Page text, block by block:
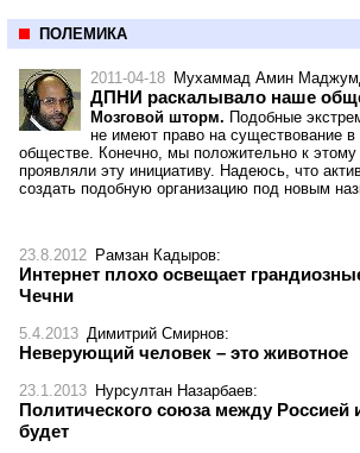
ПОЛЕМИКА
2011-04-18 Мухаммад Амин
ДПНИ раскалывало наше
Мозговой шторм. Подобные
не имеют право на существование
обществе. Конечно, мы положительно к
проявляли эту инициативу. Надеюсь, что
создать подобную организацию под новым
23.8.2012 Рамзан Кадыров:
Интернет плохо освещает
Чечни
5.4.2013 Димитрий Смирнов:
Неверующий человек – это животное
23.1.2013 Нурсултан Назарбаев:
Политического союза между Россией
будет